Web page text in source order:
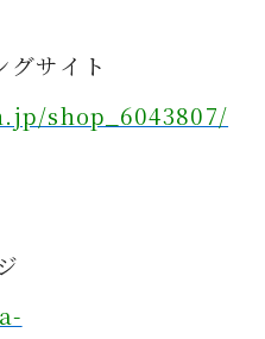
サイト
shop_6043807/